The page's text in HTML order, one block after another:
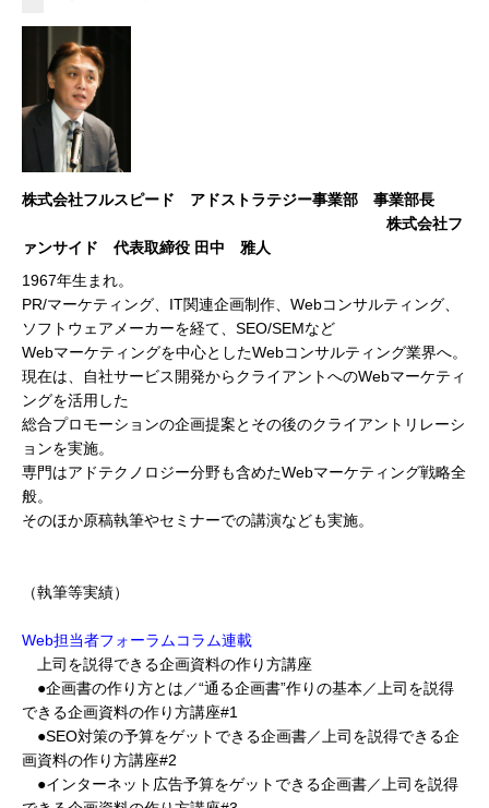
株式会社フルスピード アドストラテジー事業部 事業部長
株式会社フ
ァンサイド 代表取締役 田中 雅人
1967年生まれ。
PR/マーケティング、IT関連企画制作、Webコンサルティング、
ソフトウェアメーカーを経て、SEO/SEMなど
Webマーケティングを中心としたWebコンサルティング業界へ。
現在は、自社サービス開発からクライアントへのWebマーケティ
ングを活用した
総合プロモーションの企画提案とその後のクライアントリレーシ
ョンを実施。
専門はアドテクノロジー分野も含めたWebマーケティング戦略全
般。
そのほか原稿執筆やセミナーでの講演なども実施。
（執筆等実績）
Web担当者フォーラムコラム連載
上司を説得できる企画資料の作り方講座
●企画書の作り方とは／“通る企画書”作りの基本／上司を説得
できる企画資料の作り方講座#1
●SEO対策の予算をゲットできる企画書／上司を説得できる企
画資料の作り方講座#2
●インターネット広告予算をゲットできる企画書／上司を説得